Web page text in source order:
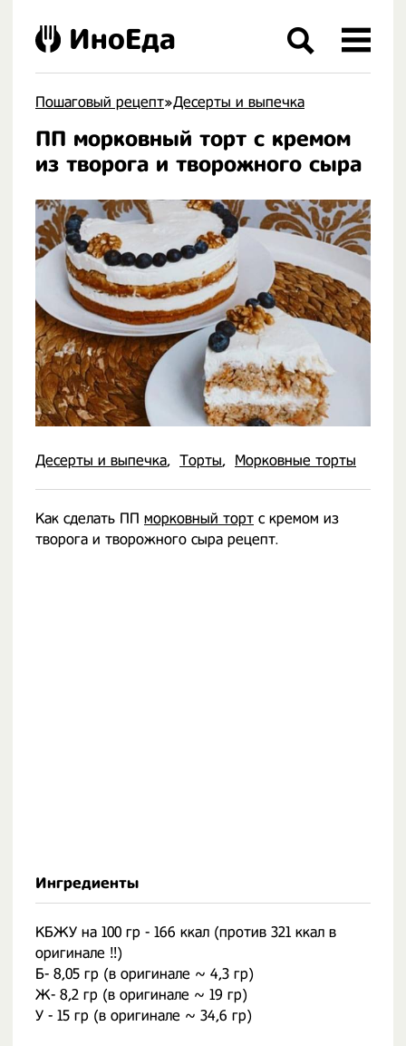
Пошаговый рецепт»Десерты и выпечка
ПП морковный торт с кремом
из творога и творожного сыра
Десерты и выпечка Торты Морковные торты
Как сделать ПП морковный торт с кремом из
творога и творожного сыра рецепт.
Ингредиенты
КБЖУ на 100 гр - 166 ккал (против 321 ккал в
оригинале ‼️)
Б- 8,05 гр (в оригинале ~ 4,3 гр)
Ж- 8,2 гр (в оригинале ~ 19 гр)
У - 15 гр (в оригинале ~ 34,6 гр)
ИноЕда